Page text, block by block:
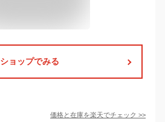
ショップでみる
価格と在庫を楽天でチェック >>